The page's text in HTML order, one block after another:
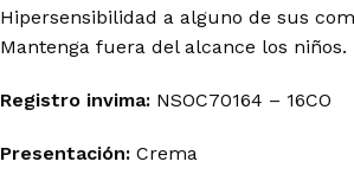
Hipersensibilidad a alguno de sus
Mantenga fuera del alcance los niños.
Registro invima: NSOC70164 – 16CO
Presentación: Crema